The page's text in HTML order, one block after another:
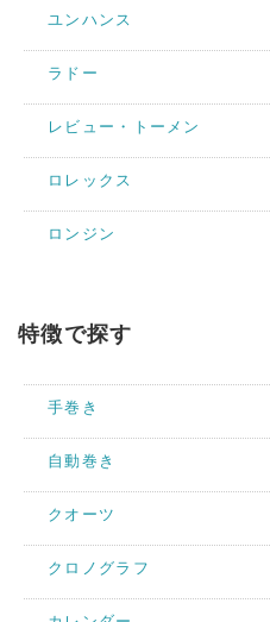
ユンハンス
ラドー
レビュー・トーメン
ロレックス
ロンジン
特徴で探す
手巻き
自動巻き
クオーツ
クロノグラフ